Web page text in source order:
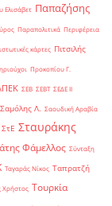
Ελισάβετ Παπαζήσης
Παραπολιτικά Περιφέρεια
κάρτες Πιτσιλής
Προκοπίου Γ.
ΣΕΒ ΣΕΒΤ ΣΕΔΕ ΙΙ
Σαμόλης Λ. Σαουδική Αραβία
ΣτΕ Σταυράκης
Φάμελλος Σύνταξη
Ταγαράς Νίκος Ταπρατζή
Χρήστος Τουρκία